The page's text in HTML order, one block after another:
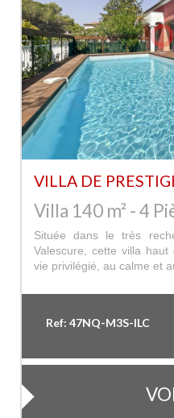
VILLA DE
Villa 140 m² - 4
Située dans le très
Valescure, cette villa
vie privilégié, au calme et
Ref: 47NQ-M3S-ILC